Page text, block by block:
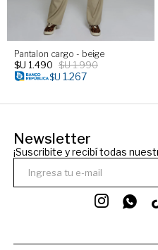
Pantalon cargo - beige
$U 1.490 $U1.990
$U 1.267
Newsletter
¡Suscribite y recibí todas
 